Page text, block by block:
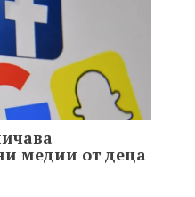
медии от деца